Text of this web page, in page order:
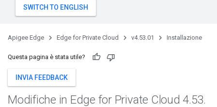
Apigee Edge Edge for Private Cloud v4.53.01 Installazione
Questa pagina è stata utile?
INVIA FEEDBACK
Modifiche in Edge for Private Cloud 4.53.